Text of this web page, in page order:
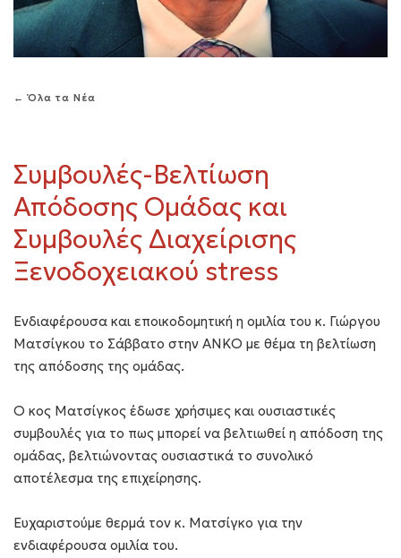
← Όλα τα Νέα
Συμβουλές-Βελτίωση
Απόδοσης Ομάδας και
Συμβουλές Διαχείρισης
Ξενοδοχειακού stress
Ενδιαφέρουσα και εποικοδομητική η ομιλία του κ. Γιώργου
Ματσίγκου το Σάββατο στην ΑΝΚΟ με θέμα τη βελτίωση
της απόδοσης της ομάδας.
Ο κος Ματσίγκος έδωσε χρήσιμες και ουσιαστικές
συμβουλές για το πως μπορεί να βελτιωθεί η απόδοση της
ομάδας, βελτιώνοντας ουσιαστικά το συνολικό
αποτέλεσμα της επιχείρησης.
Ευχαριστούμε θερμά τον κ. Ματσίγκο για την
ενδιαφέρουσα ομιλία του.